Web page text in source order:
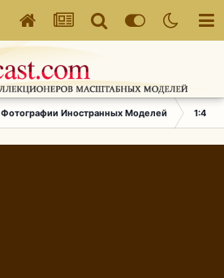
Фотографии Иностранных Моделей 1:43